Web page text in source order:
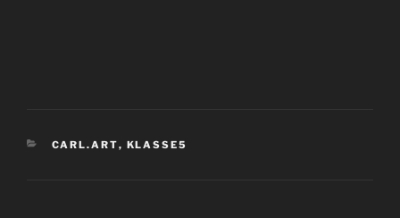
CARL.ART, KLASSE5